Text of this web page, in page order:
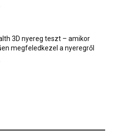
3D nyereg teszt – amikor
megfeledkezel a nyeregről